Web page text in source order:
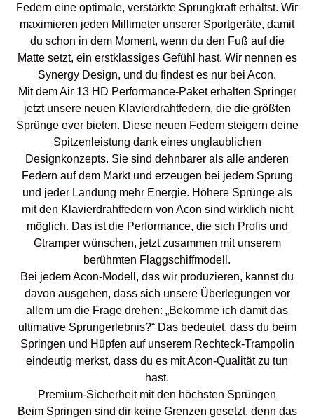
Federn eine optimale, verstärkte Sprungkraft erhältst. Wir
maximieren jeden Millimeter unserer Sportgeräte, damit
du schon in dem Moment, wenn du den Fuß auf die
Matte setzt, ein erstklassiges Gefühl hast. Wir nennen es
Synergy Design, und du findest es nur bei Acon.
Mit dem Air 13 HD Performance-Paket erhalten Springer
jetzt unsere neuen Klavierdrahtfedern, die die größten
Sprünge ever bieten. Diese neuen Federn steigern deine
Spitzenleistung dank eines unglaublichen
Designkonzepts. Sie sind dehnbarer als alle anderen
Federn auf dem Markt und erzeugen bei jedem Sprung
und jeder Landung mehr Energie. Höhere Sprünge als
mit den Klavierdrahtfedern von Acon sind wirklich nicht
möglich. Das ist die Performance, die sich Profis und
Gtramper wünschen, jetzt zusammen mit unserem
berühmten Flaggschiffmodell.
Bei jedem Acon-Modell, das wir produzieren, kannst du
davon ausgehen, dass sich unsere Überlegungen vor
allem um die Frage drehen: „Bekomme ich damit das
ultimative Sprungerlebnis?“ Das bedeutet, dass du beim
Springen und Hüpfen auf unserem Rechteck-Trampolin
eindeutig merkst, dass du es mit Acon-Qualität zu tun
hast.
Premium-Sicherheit mit den höchsten Sprüngen
Beim Springen sind dir keine Grenzen gesetzt, denn das